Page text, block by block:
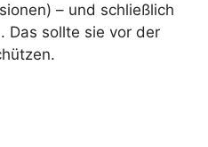
– und schließlich
Das sollte sie vor der